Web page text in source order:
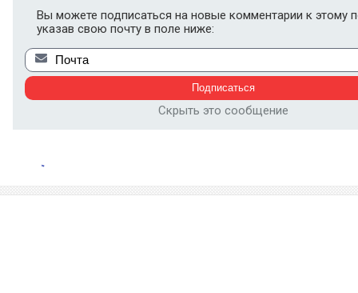
Вы можете подписаться на новые комментарии к этому
указав свою почту в поле ниже:
Скрыть это сообщение